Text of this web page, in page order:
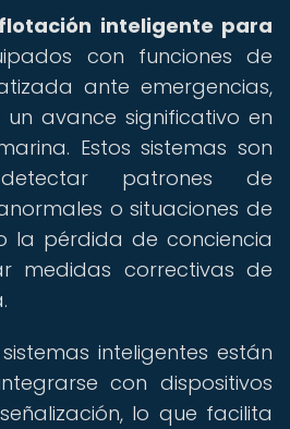
inteligente para
con funciones de
ante emergencias,
avance significativo en
Estos sistemas son
patrones de
o situaciones de
la pérdida de conciencia
medidas correctivas de
inteligentes están
con dispositivos
lo que facilita